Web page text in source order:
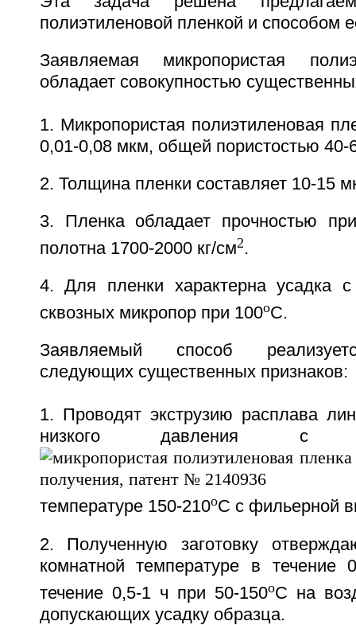
полиэтиленовой пленкой и способом
Заявляемая микропористая
обладает совокупностью
1. Микропористая полиэтиленовая
0,01-0,08 мкм, общей пористостью 40-
2. Толщина пленки составляет 10-15
3. Пленка обладает прочностью
полотна 1700-2000 кг/см2.
4. Для пленки характерна усадка
сквозных микропор при 100oC.
Заявляемый способ
следующих существенных признаков:
1. Проводят экструзию расплава
низкого давления с
температуре 150-210oC с фильерной
2. Полученную заготовку
комнатной температуре в
течение 0,5-1 ч при 50-150oC на
допускающих усадку образца.